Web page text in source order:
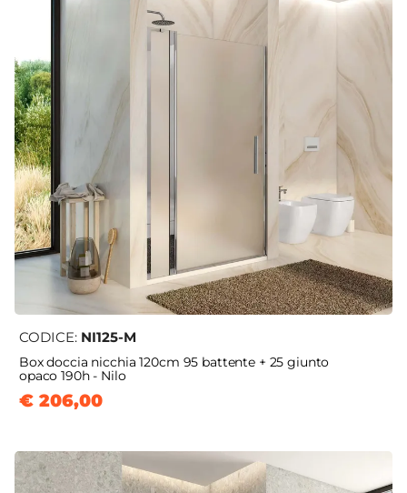
CODICE: NI125-M
Box doccia nicchia 120cm 95 battente + 25 giunto
opaco 190h - Nilo
€ 206,00